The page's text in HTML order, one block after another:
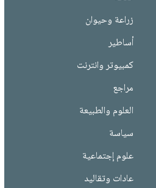
زراعة وحيوان
أساطير
كمبيوتر وانترنت
مراجع
العلوم والطبيعة
سياسة
علوم إجتماعية
عادات وتقاليد